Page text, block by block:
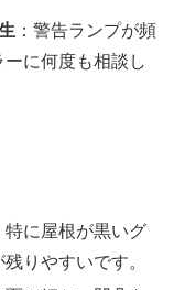
：警告ランプが頻
に何度も相談し
特に屋根が黒いグ
りやすいです。